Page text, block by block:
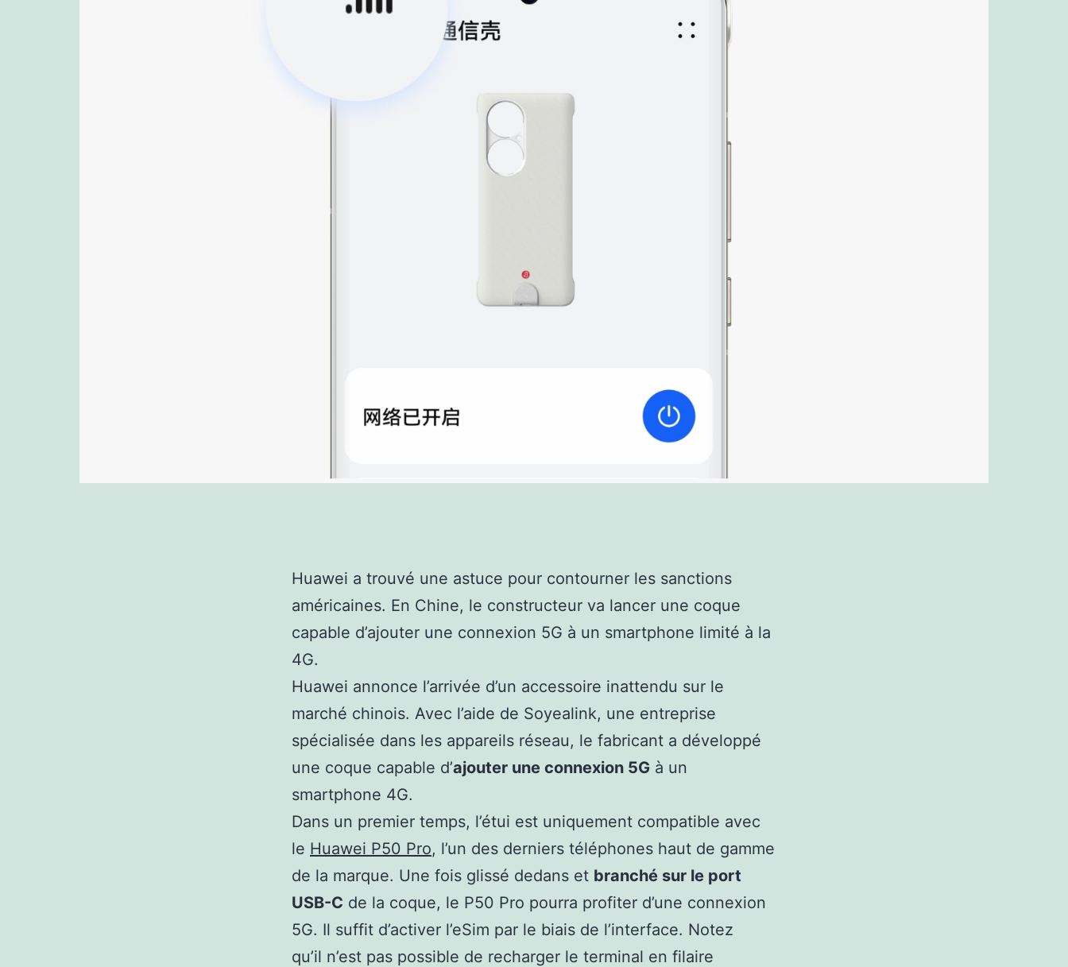
Huawei a trouvé une astuce pour contourner les sanctions
américaines. En Chine, le constructeur va lancer une coque
capable d’ajouter une connexion 5G à un smartphone limité à la
4G.
Huawei annonce l’arrivée d’un accessoire inattendu sur le
marché chinois. Avec l’aide de Soyealink, une entreprise
spécialisée dans les appareils réseau, le fabricant a développé
une coque capable d’ajouter une connexion 5G à un
smartphone 4G.
Dans un premier temps, l’étui est uniquement compatible avec
le Huawei P50 Pro, l’un des derniers téléphones haut de gamme
de la marque. Une fois glissé dedans et branché sur le port
USB-C de la coque, le P50 Pro pourra profiter d’une connexion
5G. Il suffit d’activer l’eSim par le biais de l’interface. Notez
qu’il n’est pas possible de recharger le terminal en filaire